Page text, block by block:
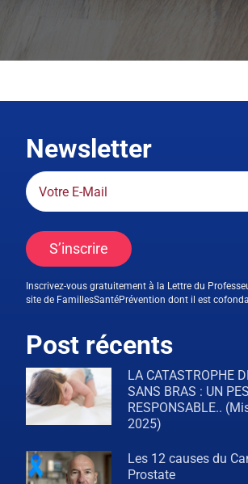
Newsletter
S’inscrire
Inscrivez-vous gratuitement à la Lettre du
site de FamillesSantéPrévention dont il est
Post récents
LA CATASTROPHE
SANS BRAS : UN
RESPONSABLE..
2025)
Les 12 causes du
Prostate